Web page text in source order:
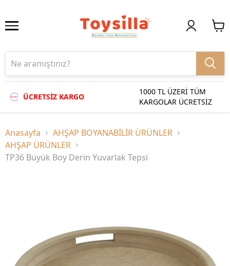
ÜCRETSİZ KARGO
1000 TL ÜZERİ TÜM
KARGOLAR ÜCRETSİZ
Anasayfa
AHŞAP BOYANABİLİR ÜRÜNLER
AHŞAP ÜRÜNLER
TP36 Büyük Boy Derin Yuvarlak Tepsi